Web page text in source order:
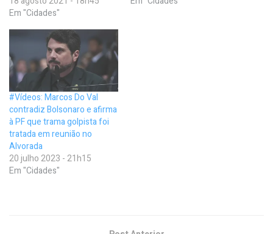
Em "Cidades"
#Vídeos: Marcos Do Val
contradiz Bolsonaro e afirma
à PF que trama golpista foi
tratada em reunião no
Alvorada
20 julho 2023 - 21h15
Em "Cidades"